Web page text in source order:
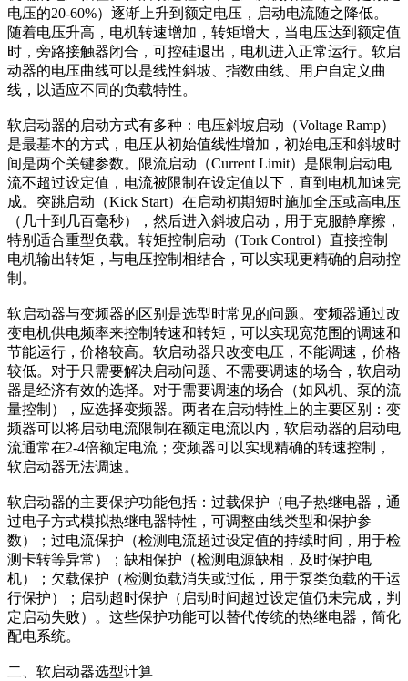
电压的20-60%）逐渐上升到额定电压，启动电流随之降低。
随着电压升高，电机转速增加，转矩增大，当电压达到额定值
时，旁路接触器闭合，可控硅退出，电机进入正常运行。软启
动器的电压曲线可以是线性斜坡、指数曲线、用户自定义曲
线，以适应不同的负载特性。
软启动器的启动方式有多种：电压斜坡启动（Voltage Ramp）
是最基本的方式，电压从初始值线性增加，初始电压和斜坡时
间是两个关键参数。限流启动（Current Limit）是限制启动电
流不超过设定值，电流被限制在设定值以下，直到电机加速完
成。突跳启动（Kick Start）在启动初期短时施加全压或高电压
（几十到几百毫秒），然后进入斜坡启动，用于克服静摩擦，
特别适合重型负载。转矩控制启动（Tork Control）直接控制
电机输出转矩，与电压控制相结合，可以实现更精确的启动控
制。
软启动器与变频器的区别是选型时常见的问题。变频器通过改
变电机供电频率来控制转速和转矩，可以实现宽范围的调速和
节能运行，价格较高。软启动器只改变电压，不能调速，价格
较低。对于只需要解决启动问题、不需要调速的场合，软启动
器是经济有效的选择。对于需要调速的场合（如风机、泵的流
量控制），应选择变频器。两者在启动特性上的主要区别：变
频器可以将启动电流限制在额定电流以内，软启动器的启动电
流通常在2-4倍额定电流；变频器可以实现精确的转速控制，
软启动器无法调速。
软启动器的主要保护功能包括：过载保护（电子热继电器，通
过电子方式模拟热继电器特性，可调整曲线类型和保护参
数）；过电流保护（检测电流超过设定值的持续时间，用于检
测卡转等异常）；缺相保护（检测电源缺相，及时保护电
机）；欠载保护（检测负载消失或过低，用于泵类负载的干运
行保护）；启动超时保护（启动时间超过设定值仍未完成，判
定启动失败）。这些保护功能可以替代传统的热继电器，简化
配电系统。
二、软启动器选型计算